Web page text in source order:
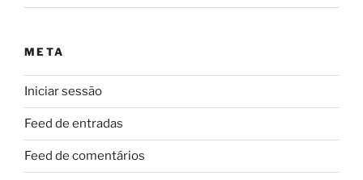
META
Iniciar sessão
Feed de entradas
Feed de comentários